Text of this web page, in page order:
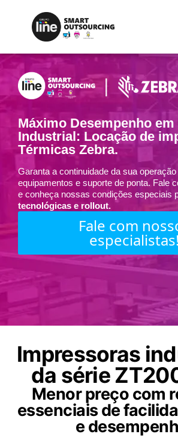
Máximo Desempenho
Industrial: Locação de
Térmicas Zebra.
Garanta a continuidade da sua
equipamentos e suporte de ponta. Fale
e conheça nossas condições especiais
tecnológicas e rollout.
Fale com
especialistas!
Impressoras
da série
Menor preço com
essenciais de
e